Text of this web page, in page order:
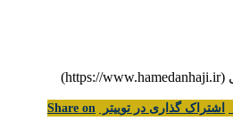
گذاری در توییتر Share on